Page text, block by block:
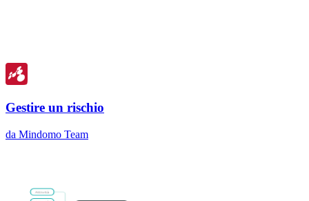
Gestire un rischio
da Mindomo Team